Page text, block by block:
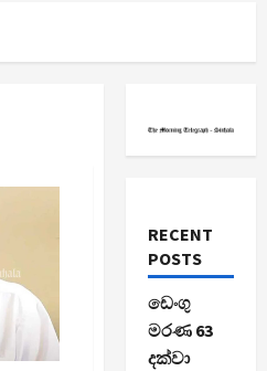
RECENT
POSTS
ඩෙංගු
මරණ 63
දක්වා